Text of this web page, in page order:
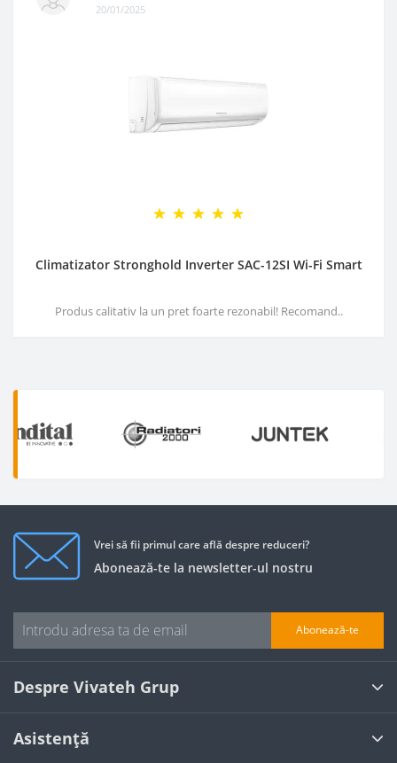
20/01/2025
Climatizator Stronghold Inverter SAC-12SI Wi-Fi Smart
Produs calitativ la un pret foarte rezonabil! Recomand..
Vrei să fii primul care află despre reduceri?
Abonează-te la newsletter-ul nostru
Abonează-te
Despre Vivateh Grup
Asistență